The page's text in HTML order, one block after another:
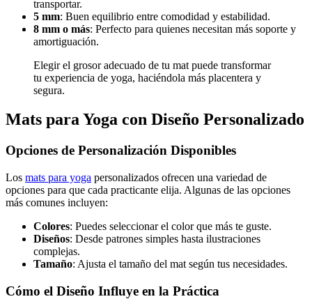
transportar.
5 mm: Buen equilibrio entre comodidad y estabilidad.
8 mm o más: Perfecto para quienes necesitan más soporte y
amortiguación.
Elegir el grosor adecuado de tu mat puede transformar
tu experiencia de yoga, haciéndola más placentera y
segura.
Mats para Yoga con Diseño Personalizado
Opciones de Personalización Disponibles
Los mats para yoga personalizados ofrecen una variedad de
opciones para que cada practicante elija. Algunas de las opciones
más comunes incluyen:
Colores: Puedes seleccionar el color que más te guste.
Diseños: Desde patrones simples hasta ilustraciones
complejas.
Tamaño: Ajusta el tamaño del mat según tus necesidades.
Cómo el Diseño Influye en la Práctica